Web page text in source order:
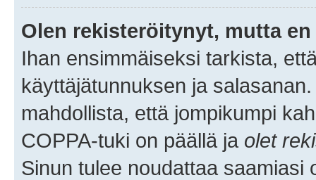
Olen rekisteröitynyt, mutta
Ihan ensimmäiseksi tarkista,
käyttäjätunnuksen ja
mahdollista, että jompikumpi
COPPA-tuki on päällä ja olet
Sinun tulee noudattaa saamiasi